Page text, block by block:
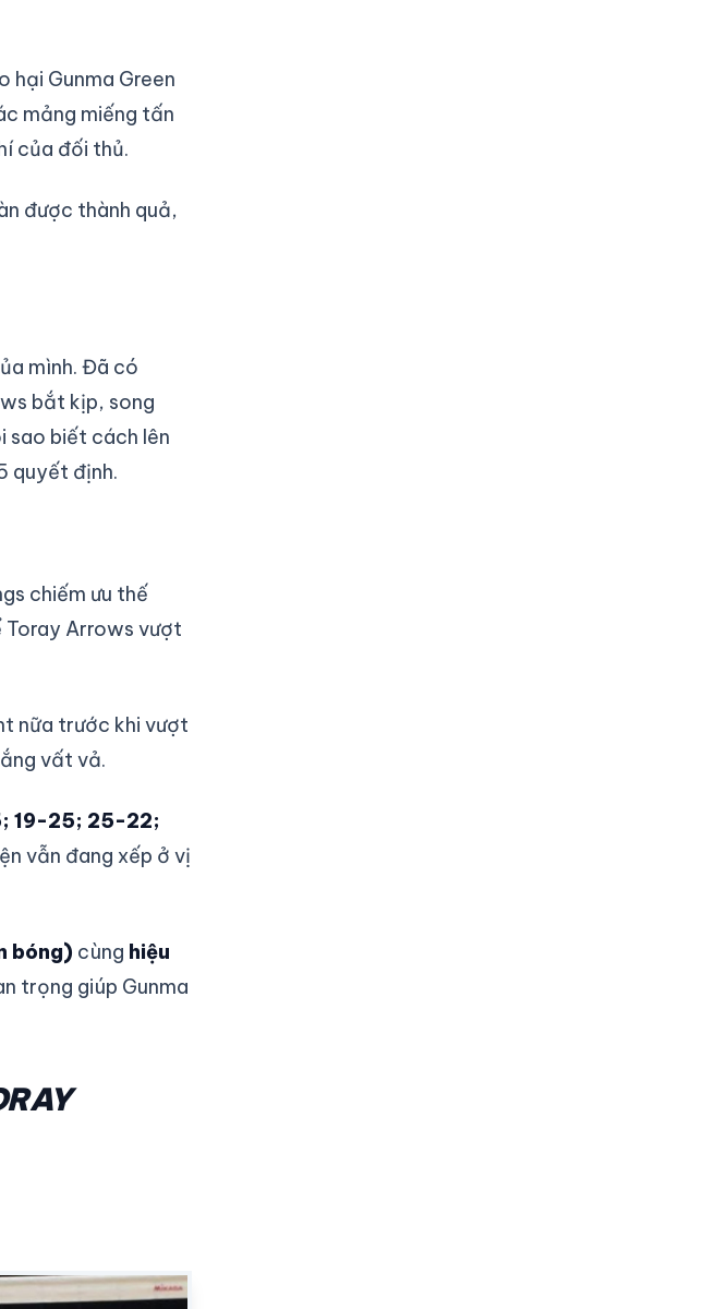
hại Gunma Green
mảng miếng tấn
của đối thủ.
được thành quả,
mình. Đã có
bắt kịp, song
sao biết cách lên
quyết định.
chiếm ưu thế
Toray Arrows vượt
nữa trước khi vượt
vất vả.
19-25; 25-22;
vẫn đang xếp ở vị
bóng) cùng hiệu
trọng giúp Gunma